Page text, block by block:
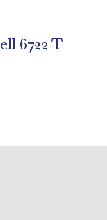
6722 T